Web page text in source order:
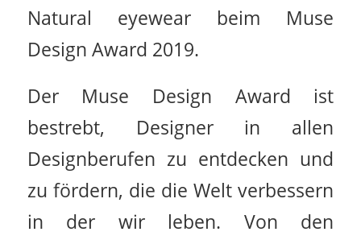
Natural eyewear beim Muse
Design Award 2019.
Der Muse Design Award ist
bestrebt, Designer in allen
Designberufen zu entdecken und
zu fördern, die die Welt verbessern
in der wir leben. Von den